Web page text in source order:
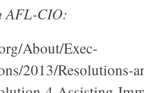
AFL-CIO:
About/Exec-
2013/Resolutions-